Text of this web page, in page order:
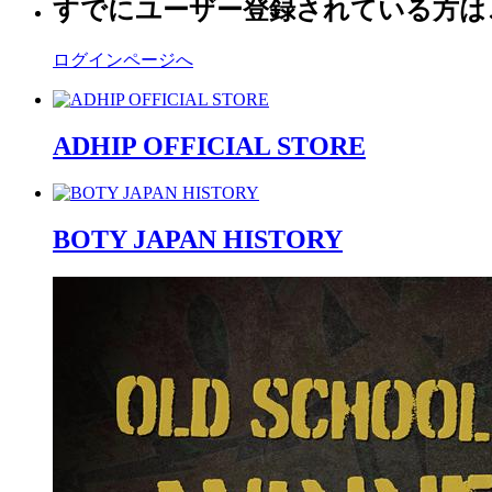
すでにユーザー登録されている方
ログインページへ
ADHIP OFFICIAL STORE
BOTY JAPAN HISTORY